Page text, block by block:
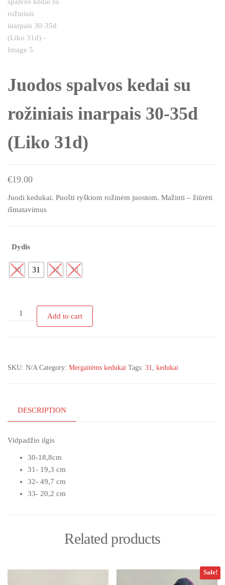
Juodos spalvos kedai su
rožiniais inarpais 30-35d
(Liko 31d)
€19.00
Juodi kedukai. Puošti ryškiom rožinėm juostom. Mažinti – žiūrėti
išmatavimus
Dydis
30 31 32 33
Juodos
spalvos
inarpais
(Liko
31d)
Add to cart
SKU: N/A Category: Mergaitėms kedukai Tags: 31, kedukai
DESCRIPTION
Vidpadžio ilgis
30-18,8cm
31- 19,3 cm
32- 49,7 cm
33- 20,2 cm
Related products
Sale!